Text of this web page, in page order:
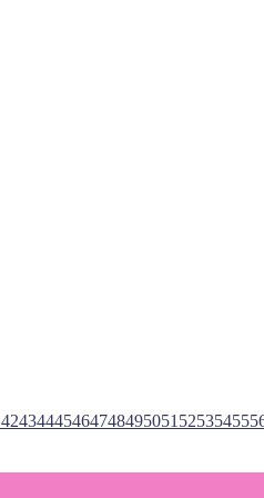
42434445464748495051 52535455